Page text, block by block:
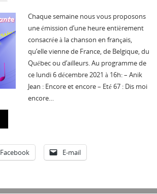
Chaque semaine nous vous proposons
une émission d’une heure entièrement
consacrée à la chanson en français,
qu’elle vienne de France, de Belgique, du
Québec ou d’ailleurs. Au programme de
ce lundi 6 décembre 2021 à 16h: – Anik
Jean : Encore et encore – Eté 67 : Dis moi
encore…
Facebook E-mail